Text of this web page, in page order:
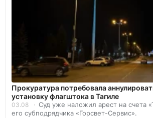
Прокуратура потребовала
установку флагштока в Тагиле
03.08
Суд уже наложил арест на счета
его субподрядчика «Горсвет-Сервис».